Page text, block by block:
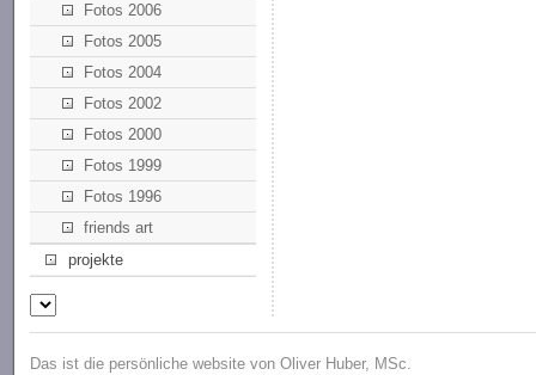
Fotos 2006
Fotos 2005
Fotos 2004
Fotos 2002
Fotos 2000
Fotos 1999
Fotos 1996
friends art
projekte
Das ist die persönliche website von Oliver Huber, MSc.